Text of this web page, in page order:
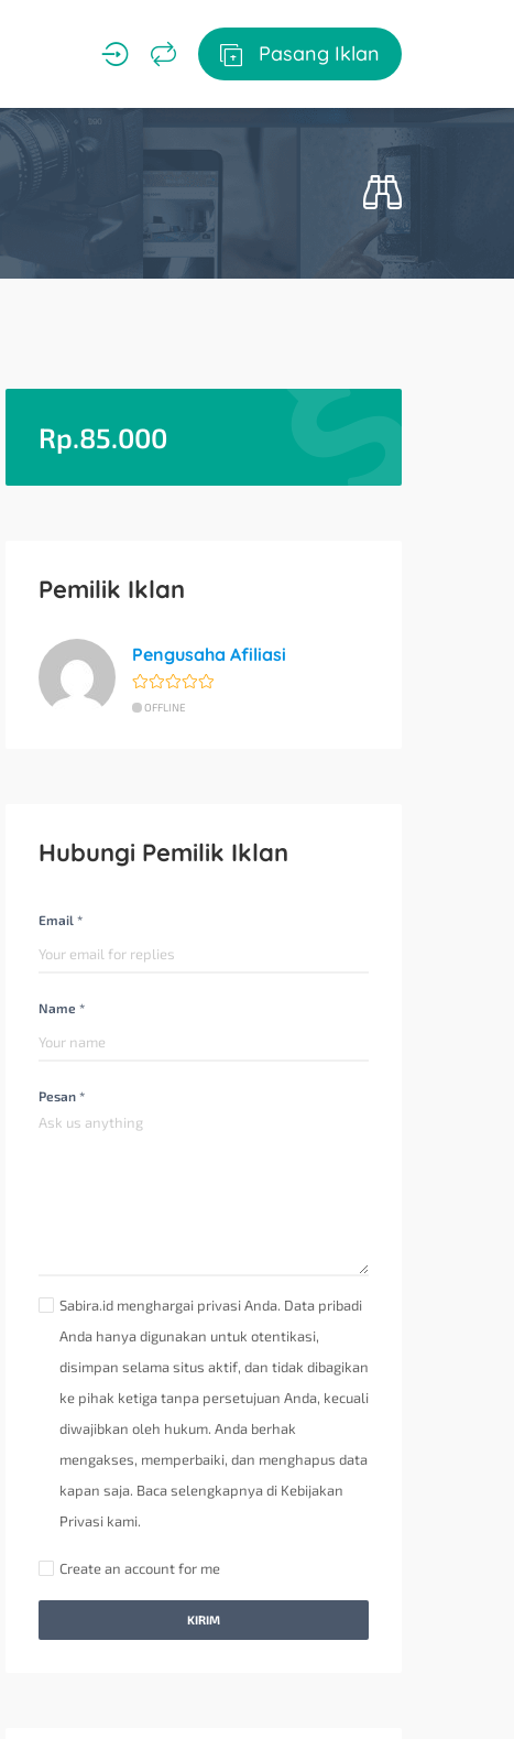
Pasang Iklan
Rp.85.000
Pemilik Iklan
Pengusaha Afiliasi
OFFLINE
Hubungi Pemilik Iklan
Email *
Name *
Pesan *
Sabira.id menghargai privasi Anda. Data pribadi
Anda hanya digunakan untuk otentikasi,
disimpan selama situs aktif, dan tidak dibagikan
ke pihak ketiga tanpa persetujuan Anda, kecuali
diwajibkan oleh hukum. Anda berhak
mengakses, memperbaiki, dan menghapus data
kapan saja. Baca selengkapnya di Kebijakan
Privasi kami.
Create an account for me
KIRIM